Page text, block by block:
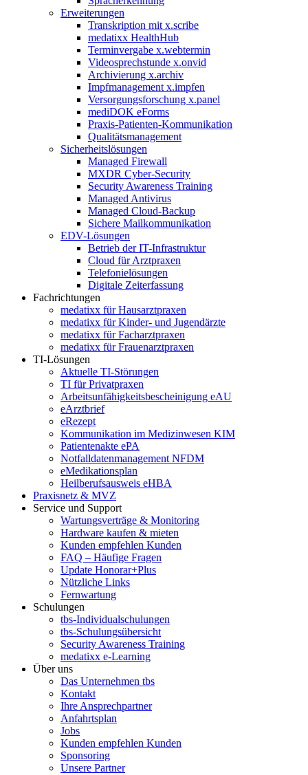
Erweiterungen
Transkription mit x.scribe
medatixx HealthHub
Terminvergabe x.webtermin
Videosprechstunde x.onvid
Archivierung x.archiv
Impfmanagement x.impfen
Versorgungsforschung x.panel
mediDOK eForms
Praxis-Patienten-Kommunikation
Qualitätsmanagement
Sicherheitslösungen
Managed Firewall
MXDR Cyber-Security
Security Awareness Training
Managed Antivirus
Managed Cloud-Backup
Sichere Mailkommunikation
EDV-Lösungen
Betrieb der IT-Infrastruktur
Cloud für Arztpraxen
Telefonielösungen
Digitale Zeiterfassung
Fachrichtungen
medatixx für Hausarztpraxen
medatixx für Kinder- und Jugendärzte
medatixx für Facharztpraxen
medatixx für Frauenarztpraxen
TI-Lösungen
Aktuelle TI-Störungen
TI für Privatpraxen
Arbeitsunfähigkeitsbescheinigung eAU
eArztbrief
eRezept
Kommunikation im Medizinwesen KIM
Patientenakte ePA
Notfalldatenmanagement NFDM
eMedikationsplan
Heilberufsausweis eHBA
Praxisnetz & MVZ
Service und Support
Wartungsverträge & Monitoring
Hardware kaufen & mieten
Kunden empfehlen Kunden
FAQ – Häufige Fragen
Update Honorar+Plus
Nützliche Links
Fernwartung
Schulungen
tbs-Individualschulungen
tbs-Schulungsübersicht
Security Awareness Training
medatixx e-Learning
Über uns
Das Unternehmen tbs
Kontakt
Ihre Ansprechpartner
Anfahrtsplan
Jobs
Kunden empfehlen Kunden
Sponsoring
Unsere Partner